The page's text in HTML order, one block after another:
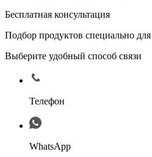
Бесплатная консультация
Подбор продуктов специально для
Выберите удобный способ связи
Телефон
WhatsApp